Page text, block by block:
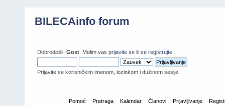
BILECAinfo forum
Dobrodošli, Gost . Molim vas prijavite se ili se registrujte
Prijavite se korisničkim imenom, lozinkom i dužinom sesije
Pomoć Pretraga Kalendar Članovi Prijavljivanje